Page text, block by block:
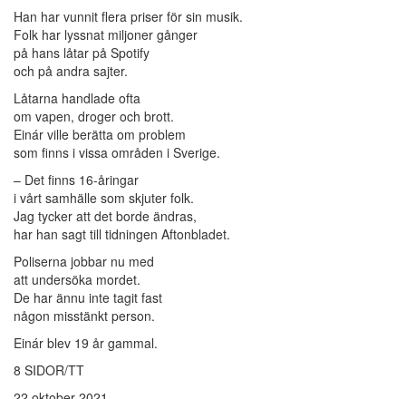
Han har vunnit flera priser för sin musik.
Folk har lyssnat miljoner gånger
på hans låtar på Spotify
och på andra sajter.
Låtarna handlade ofta
om vapen, droger och brott.
Einár ville berätta om problem
som finns i vissa områden i Sverige.
– Det finns 16-åringar
i vårt samhälle som skjuter folk.
Jag tycker att det borde ändras,
har han sagt till tidningen Aftonbladet.
Poliserna jobbar nu med
att undersöka mordet.
De har ännu inte tagit fast
någon misstänkt person.
Einár blev 19 år gammal.
8 SIDOR/TT